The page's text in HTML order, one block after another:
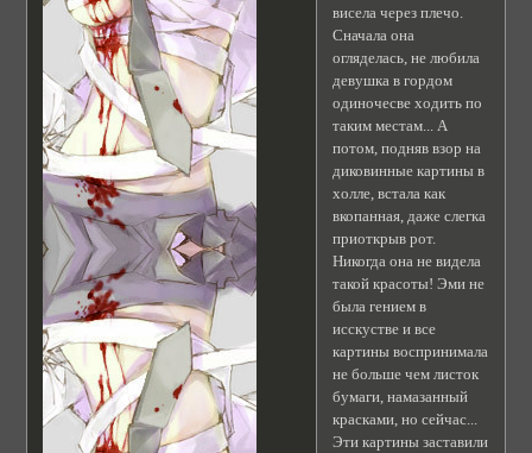
висела через плечо.
Сначала она
огляделась, не любила
девушка в гордом
одиночесве ходить по
таким местам... А
потом, подняв взор на
диковинные картины в
холле, встала как
вкопанная, даже слегка
приоткрыв рот.
Никогда она не видела
такой красоты! Эми не
была гением в
исскустве и все
картины воспринимала
не больше чем листок
бумаги, намазанный
красками, но сейчас...
Эти картины заставили